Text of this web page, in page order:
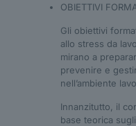
OBIETTIVI
Gli obiettivi
allo stress da
mirano a
prevenire e
nell’ambiente
Innanzitutto, il
base teorica